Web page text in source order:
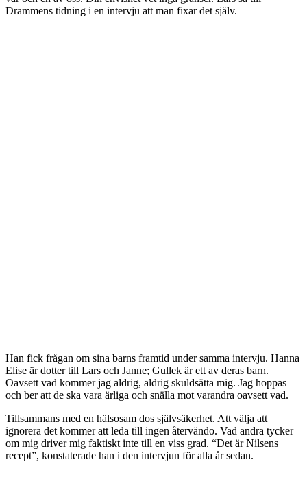
Drammens tidning i en intervju att man fixar det själv.
Han fick frågan om sina barns framtid under samma intervju. Hanna
Elise är dotter till Lars och Janne; Gullek är ett av deras barn.
Oavsett vad kommer jag aldrig, aldrig skuldsätta mig. Jag hoppas
och ber att de ska vara ärliga och snälla mot varandra oavsett vad.
Tillsammans med en hälsosam dos självsäkerhet. Att välja att
ignorera det kommer att leda till ingen återvändo. Vad andra tycker
om mig driver mig faktiskt inte till en viss grad. “Det är Nilsens
recept”, konstaterade han i den intervjun för alla år sedan.